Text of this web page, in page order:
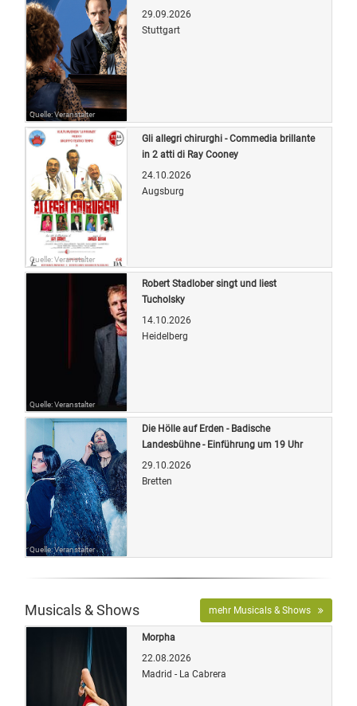
Quelle: Veranstalter
29.09.2026
Stuttgart
Quelle: Veranstalter
Gli allegri chirurghi - Commedia brillante
in 2 atti di Ray Cooney
24.10.2026
Augsburg
Quelle: Veranstalter
Robert Stadlober singt und liest
Tucholsky
14.10.2026
Heidelberg
Quelle: Veranstalter
Die Hölle auf Erden - Badische
Landesbühne - Einführung um 19 Uhr
29.10.2026
Bretten
Musicals & Shows mehr Musicals & Shows
Morpha
22.08.2026
Madrid - La Cabrera